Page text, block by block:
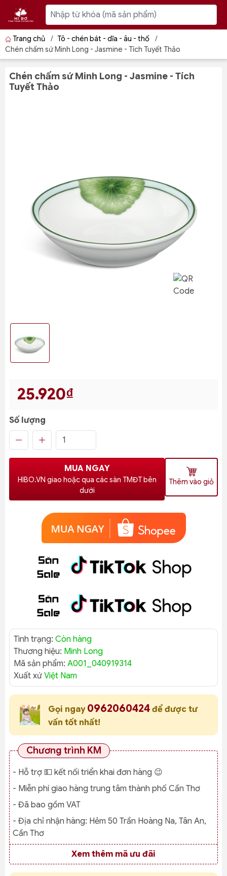
Trang chủ / Tô - chén bát - dĩa - âu - thố
/
Chén chấm sứ Minh Long - Jasmine - Tích Tuyết Thảo
Chén chấm sứ Minh Long - Jasmine - Tích
Tuyết Thảo
25.920₫
Số lượng
MUA NGAY
HIBO.VN giao hoặc qua các sàn TMĐT bên
dưới
Thêm vào giỏ
Tình trạng: Còn hàng
Thương hiệu: Minh Long
Mã sản phẩm: A001_040919314
Xuất xứ Việt Nam
Gọi ngay 0962060424 để được tư
vấn tốt nhất!
Chương trình KM
- Hỗ trợ 💵 kết nối triển khai đơn hàng 😉
- Miễn phí giao hàng trung tâm thành phố Cần Thơ
- Đã bao gồm VAT
- Địa chỉ nhận hàng: Hẻm 50 Trần Hoàng Na, Tân An,
Cần Thơ
Xem thêm mã ưu đãi